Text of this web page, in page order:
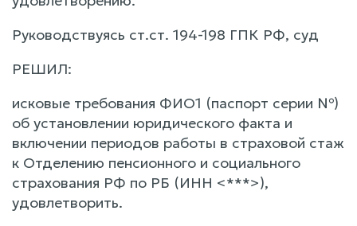
Руководствуясь ст.ст. 194-198 ГПК РФ, суд
РЕШИЛ:
исковые требования ФИО1 (паспорт серии №)
об установлении юридического факта и
включении периодов работы в страховой стаж
к Отделению пенсионного и социального
страхования РФ по РБ (ИНН <***>),
удовлетворить.